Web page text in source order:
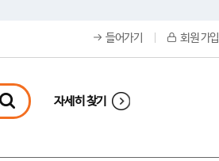
들어가기 회원 가입
자세히 찾기